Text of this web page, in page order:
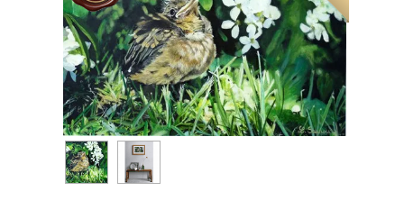
OEUVRES
BECASSE
COMMANDE
L'ARTISTE.
NEWS